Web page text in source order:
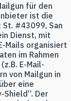
für den
ist die
St. #43099, San
Dienst, mit
Mails organisiert
im Rahmen
E-Mail-
von Mailgun in
eine
Shield”. Der